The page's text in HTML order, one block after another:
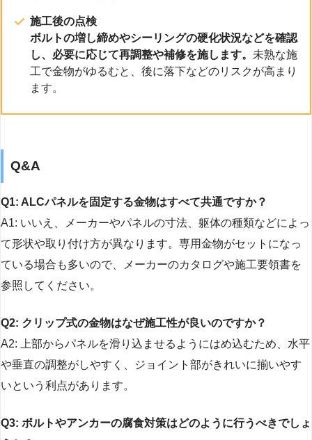
施工後の点検
ボルトの増し締めやシーリングの硬化状況などを確認
し、必要に応じて再調整や補修を施します。 未熟な施
工で金物がゆるむと、後に落下などのリスクが高まり
ます。
Q&A
Q1: ALCパネルを固定する金物はすべて共通ですか？
A1: いいえ、メーカーやパネルの寸法、躯体の種類などによっ
て形状や取り付け方が異なります。専用金物がセットになっ
ている場合も多いので、メーカーのカタログや施工要領書を
参照してください。
Q2: クリップ式の金物はなぜ施工性が良いのですか？
A2: 上部からパネルを滑り込ませるようにはめ込むため、水平
や垂直の調整がしやすく、ジョイント部がきれいに揃いやす
いという利点があります。
Q3: ボルトやアンカーの腐食対策はどのように行うべきでしょ